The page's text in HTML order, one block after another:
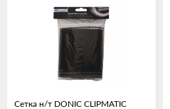
Сетка н/т DONIC CLIPMATIC